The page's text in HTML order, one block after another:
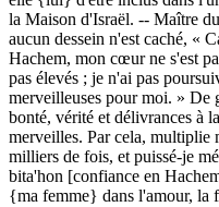
la Maison d'Israël. -- Maître
aucun dessein n'est caché, «
Hachem, mon cœur ne s'est
pas élevés ; je n'ai pas
merveilleuses pour moi. » De
bonté, vérité et délivrances à
merveilles. Par cela, multiplie
milliers de fois, et puissé-je
bita'hon [confiance en
{ma femme} dans l'amour, la